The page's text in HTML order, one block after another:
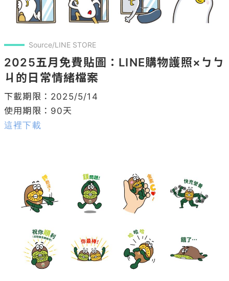
Source/LINE STORE
2025五月免費貼圖：LINE購物護照×ㄅㄅ
ㄐ的日常情緒檔案
下載期限：2025/5/14
這裡下載